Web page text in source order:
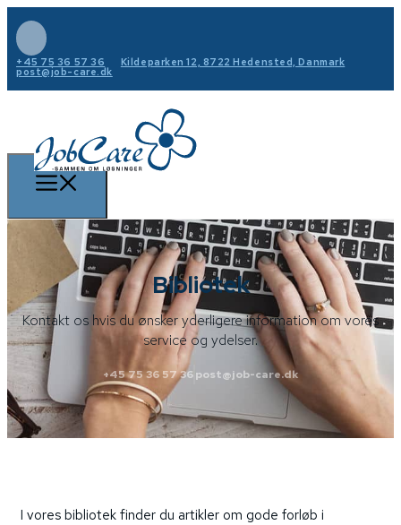
+45 75 36 57 36 Kildeparken 12, 8722 Hedensted, Danmark
post@job-care.dk
Bibliotek
Kontakt os hvis du ønsker yderligere information om vores
service og ydelser.
+45 75 36 57 36post@job-care.dk
I vores bibliotek finder du artikler om gode forløb i